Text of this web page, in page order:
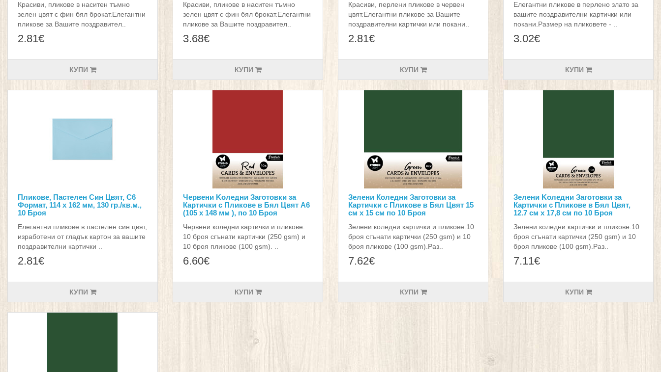
Красиви, пликове в наситен тъмно
зелен цвят с фин бял брокат.Елегантни
пликове за Вашите поздравител..
2.81€
КУПИ
Красиви, пликове в наситен тъмно
зелен цвят с фин бял брокат.Елегантни
пликове за Вашите поздравител..
3.68€
КУПИ
Красиви, перлени пликове в червен
цвят.Елегантни пликове за Вашите
поздравителни картички или покани..
2.81€
КУПИ
Елегантни пликове в перлено злато за
вашите поздравителни картички или
покани.Размер на пликовете - ..
3.02€
КУПИ
Пликове, Пастелен Син Цвят, C6
Формат, 114 х 162 мм, 130 гр./кв.м.,
10 Броя
Елегантни пликове в пастелен син цвят,
изработени от гладък картон за вашите
поздравителни картички ..
2.81€
КУПИ
Червени Kоледни Заготовки за
Картички с Пликове в Бял Цвят A6
(105 х 148 мм ), по 10 Броя
Червени коледни картички и пликове.
10 броя сгънати картички (250 gsm) и
10 броя пликове (100 gsm). ..
6.60€
КУПИ
Зелени Коледни Заготовки за
Картички с Пликове в Бял Цвят 15
см х 15 см по 10 Броя
Зелени коледни картички и пликове.10
броя сгънати картички (250 gsm) и 10
броя пликове (100 gsm).Раз..
7.62€
КУПИ
Зелени Kоледни Заготовки за
Картички с Пликове в Бял Цвят,
12.7 см х 17,8 см по 10 Броя
Зелени коледни картички и пликове.10
броя сгънати картички (250 gsm) и 10
броя пликове (100 gsm).Раз..
7.11€
КУПИ